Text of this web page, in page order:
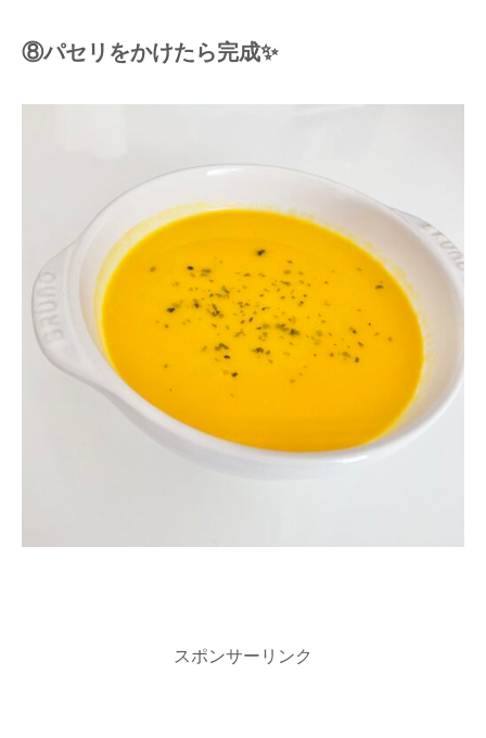
⑧パセリをかけたら完成✨
スポンサーリンク